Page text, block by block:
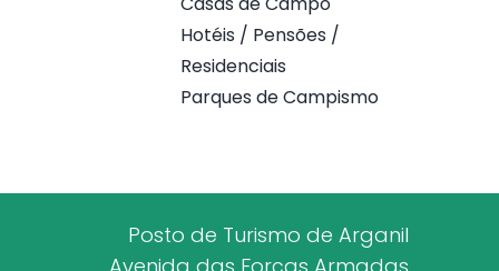
Hotéis / Pensões /
Residenciais
Parques de Campismo
Posto de Turismo de Arganil